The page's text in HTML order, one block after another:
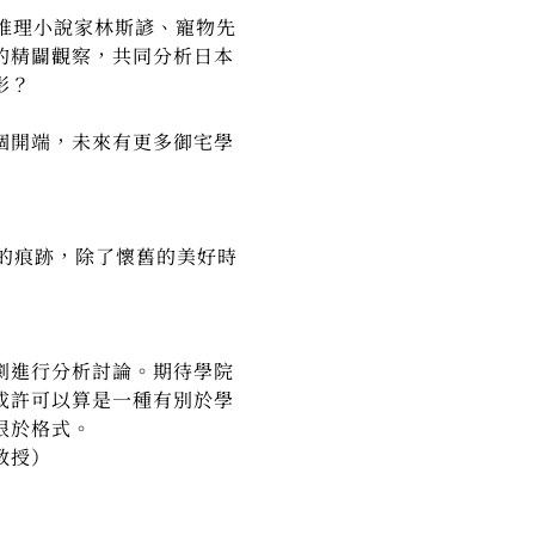
理小說家林斯諺、寵物先
闢觀察，共同分析日本
？
端，未來有更多御宅學
痕跡，除了懷舊的美好時
行分析討論。期待學院
許可以算是一種有別於學
格式。
）